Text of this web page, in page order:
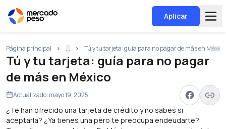
Aplicar
Página principal ... Tú y tu tarjeta: guía para no pagar de más en México
Tú y tu tarjeta: guía para no pagar
de más en México
Actualizado: mayo 19, 2025
¿Te han ofrecido una tarjeta de crédito y no sabes si
aceptarla? ¿Ya tienes una pero te preocupa endeudarte?